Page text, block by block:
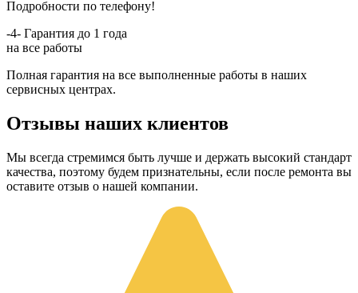
Подробности по телефону!
-4- Гарантия до 1 года
на все работы
Полная гарантия на все выполненные работы в наших
сервисных центрах.
Отзывы наших клиентов
Мы всегда стремимся быть лучше и держать высокий стандарт
качества, поэтому будем признательны, если после ремонта вы
оставите отзыв о нашей компании.